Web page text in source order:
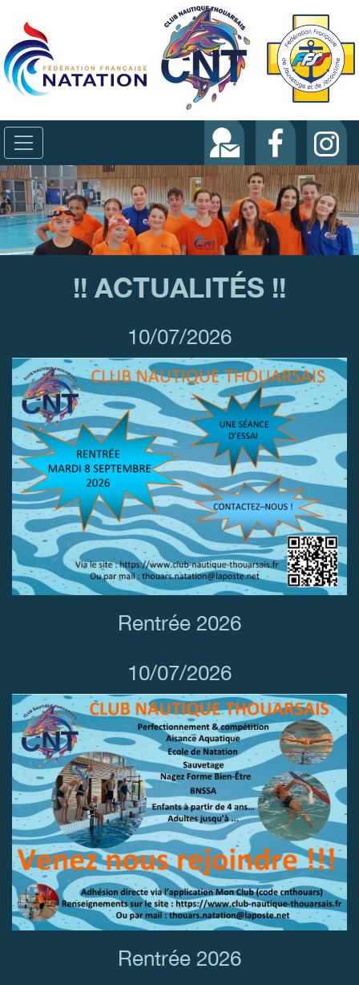
!! ACTUALITÉS !!
10/07/2026
Rentrée 2026
10/07/2026
Rentrée 2026